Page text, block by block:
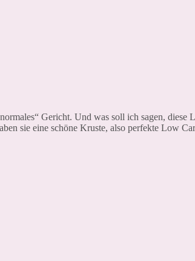
Gericht. Und was soll ich sagen,
sie eine schöne Kruste, also perfekte Low